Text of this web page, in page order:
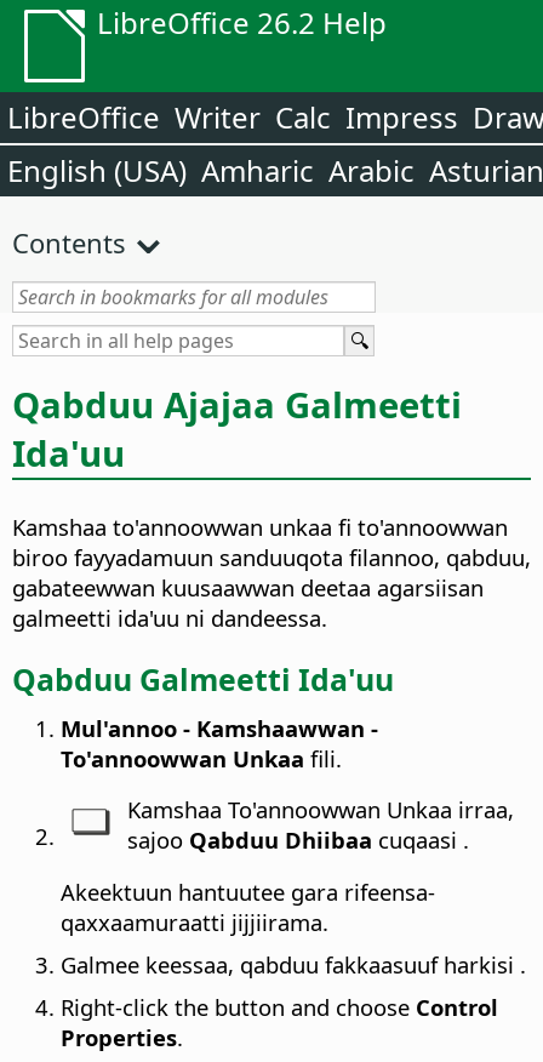
LibreOffice 26.2 Help
LibreOffice Writer Calc Impress
English (USA) Amharic Arabic Asturian
Contents
Qabduu Ajajaa Galmeetti
Ida'uu
Kamshaa to'annoowwan unkaa fi to'annoowwan
biroo fayyadamuun sanduuqota filannoo, qabduu,
gabateewwan kuusaawwan deetaa agarsiisan
galmeetti ida'uu ni dandeessa.
Qabduu Galmeetti Ida'uu
Mul'annoo - Kamshaawwan -
To'annoowwan Unkaa fili.
Kamshaa To'annoowwan Unkaa irraa,
sajoo Qabduu Dhiibaa cuqaasi .
Akeektuun hantuutee gara rifeensa-
qaxxaamuraatti jijjiirama.
Galmee keessaa, qabduu fakkaasuuf harkisi .
Right-click the button and choose Control
Properties.